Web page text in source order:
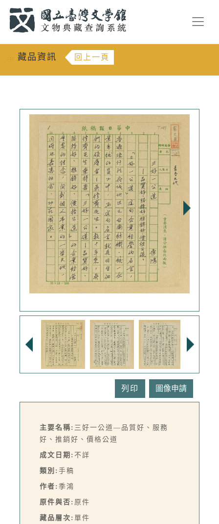
::: 藏品資訊 回上一頁
列印
主要名稱: 三好一公道—品質好、服務
好、推銷好、價格公道
成文日期: 不詳
類別: 手稿
作者: 季鴻
原件與否: 原件
藏品層次: 單件